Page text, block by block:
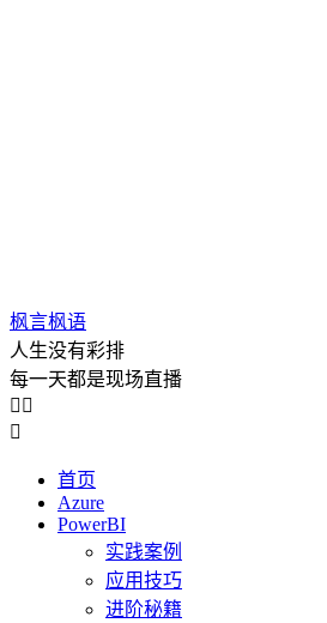
枫言枫语
人生没有彩排
每一天都是现场直播
 

首页
Azure
PowerBI
实践案例
应用技巧
进阶秘籍